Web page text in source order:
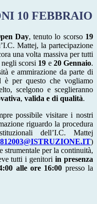
10 FEBBRAIO
Day, tenuto lo scorso 19
Mattej, la partecipazione
una volta massiva per tutti
scorsi 19 e 20 Gennaio.
e ammirazione da parte di
per questo che vogliamo
scelgono e sceglieranno
, valida e di qualità.
possibile visitare i nostri
riguardo la procedura
dell’I.C. Mattej
)
per la continuità,
tutti i genitoriin presenza
alle ore 16:00 presso la